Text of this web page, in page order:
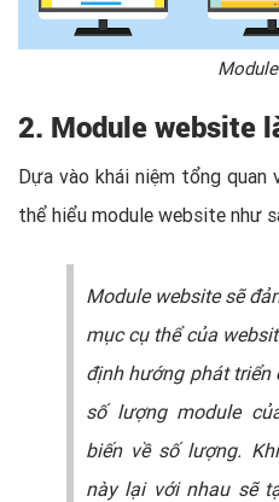
2. Module website
Dựa vào khái niệm tổng
thể hiểu module website như
Module website sẽ
mục cụ thể của
định hướng phát triển
số lượng module
biến về số lượng.
này lại với nhau sẽ